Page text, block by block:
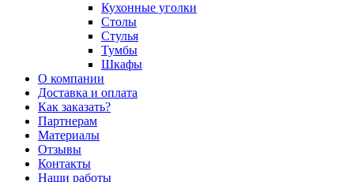
Кухонные уголки
Столы
Стулья
Тумбы
Шкафы
О компании
Доставка и оплата
Как заказать?
Партнерам
Материалы
Отзывы
Контакты
Наши работы